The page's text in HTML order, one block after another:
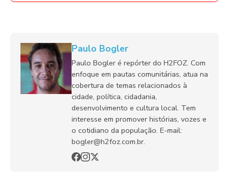
Paulo Bogler
Paulo Bogler é repórter do H2FOZ. Com
enfoque em pautas comunitárias, atua na
cobertura de temas relacionados à
cidade, política, cidadania,
desenvolvimento e cultura local. Tem
interesse em promover histórias, vozes e
o cotidiano da população. E-mail:
bogler@h2foz.com.br.